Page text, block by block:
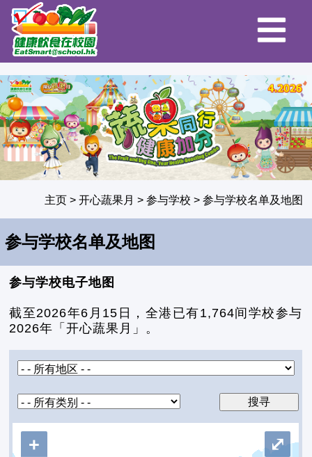
主页> 开心蔬果月 > 参与学校 > 参与学校名单及地图
参与学校名单及地图
参与学校电子地图
截至2026年6月15日，全港已有1,764间学校参与
2026年「开心蔬果月」。
+
⤢